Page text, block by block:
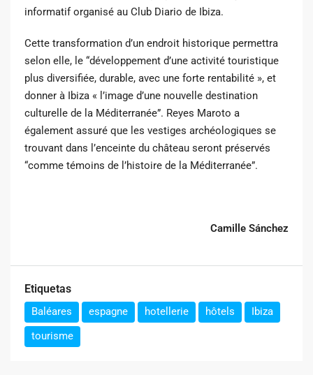
informatif organisé au Club Diario de Ibiza.
Cette transformation d’un endroit historique permettra
selon elle, le “développement d’une activité touristique
plus diversifiée, durable, avec une forte rentabilité », et
donner à Ibiza « l’image d’une nouvelle destination
culturelle de la Méditerranée”. Reyes Maroto a
également assuré que les vestiges archéologiques se
trouvant dans l’enceinte du château seront préservés
“comme témoins de l’histoire de la Méditerranée”.
Camille Sánchez
Etiquetas
Baléares espagne hotellerie hôtels
Ibiza
tourisme